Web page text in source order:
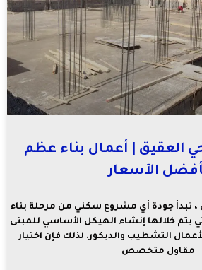
العقيق | أعمال بناء عظم
الأسعار
تبدأ جودة أي مشروع سكني من مرحلة بناء
يتم خلالها إنشاء الهيكل الأساسي للمبنى
التشطيب والديكور. لذلك فإن اختيار
مقاول متخصص